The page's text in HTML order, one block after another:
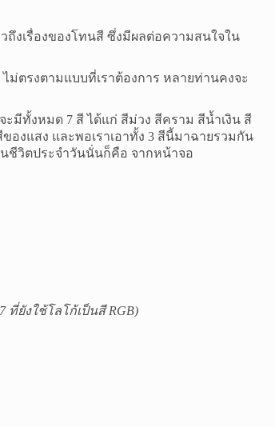
ถึงเรื่องของโทนสี ซึ่งมีผลต่อความสนใจใน
ม่ตรงตามแบบที่เราต้องการ หลายท่านคงจะ
ะมีทั้งหมด 7 สี ได้แก่ สีม่วง สีคราม สีน้ำเงิน สี
ของแสง และพอเราเอาทั้ง 3 สีนี้มาฉายรวมกัน
นชีวิตประจำวันนั่นก็คือ จากหน้าจอ
ที่ยังใช้โลโก้เป็นสีRGB)